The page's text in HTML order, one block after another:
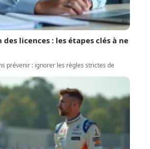
des licences : les étapes clés à ne
prévenir : ignorer les règles strictes de